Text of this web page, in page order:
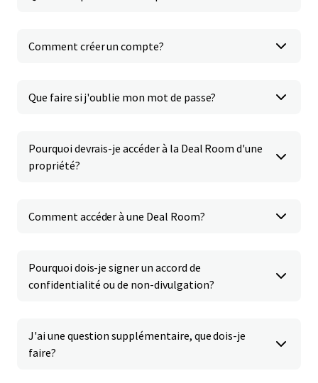
Comment créer un compte?
Que faire si j'oublie mon mot de passe?
Pourquoi devrais-je accéder à la Deal Room d'une
propriété?
Comment accéder à une Deal Room?
Pourquoi dois-je signer un accord de
confidentialité ou de non-divulgation?
J'ai une question supplémentaire, que dois-je
faire?